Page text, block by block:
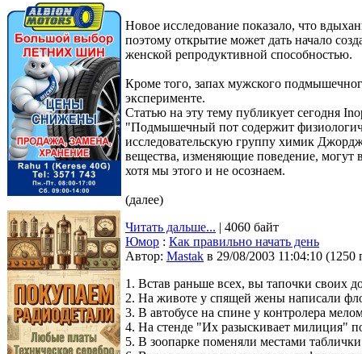
Новое исследование показало, что
поэтому открытие может дать начало
женской репродуктивной способностью.
Кроме того, запах мужского
эксперименте.
Статью на эту тему публикует сегодня
"Подмышечный пот содержит
исследовательскую группу химик
вещества, изменяющие поведение, могут
хотя мы этого и не осознаем.
(далее)
Читать дальше... | 4060 байт
Юмор : Как правильно начать день
Автор: Мastak в 29/08/2003 11:04:10 (1250
1. Встав раньше всех, вы тапочки своих
2. На животе у спящей жены написали
3. В автобусе на спине у контролера
4. На стенде "Их разыскивает милиция"
5. В зоопарке поменяли местами